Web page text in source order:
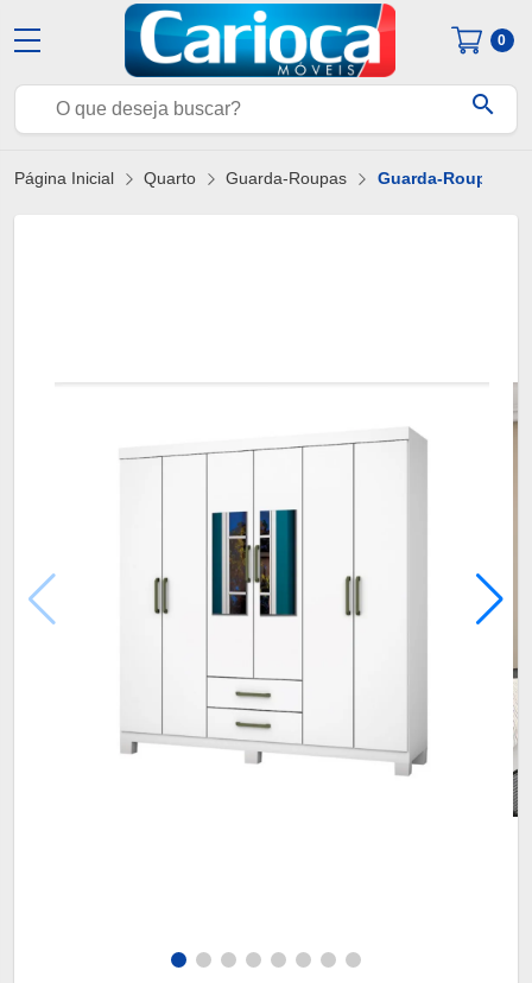
search
0
Página Inicial Quarto Guarda-Roupas Guarda-Roupa